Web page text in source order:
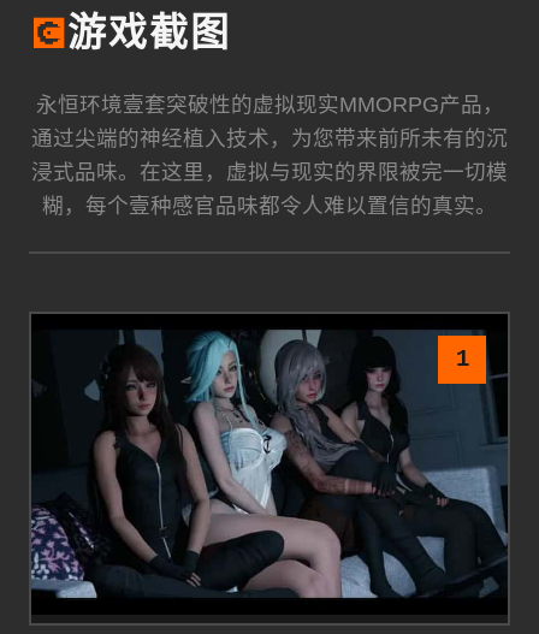
💽游戏截图
永恒环境壹套突破性的虚拟现实MMORPG产品，
通过尖端的神经植入技术，为您带来前所未有的沉
浸式品味。在这里，虚拟与现实的界限被完一切模
糊，每个壹种感官品味都令人难以置信的真实。
1